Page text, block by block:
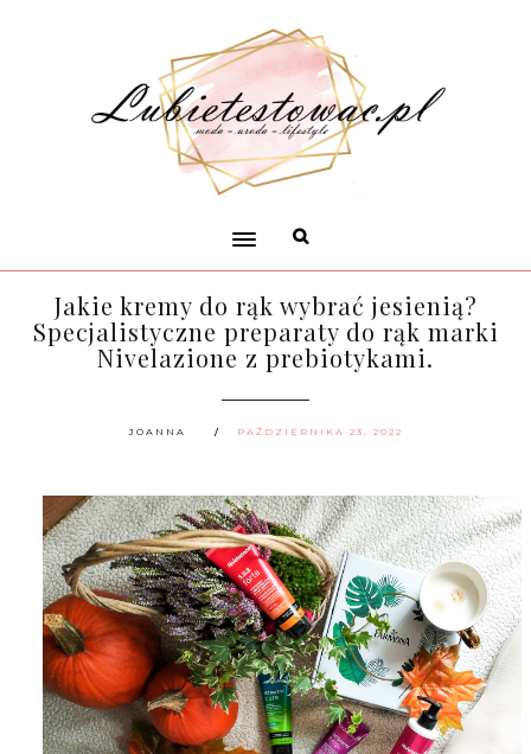
Jakie kremy do rąk wybrać jesienią?
Specjalistyczne preparaty do rąk marki
Nivelazione z prebiotykami.
JOANNA PAŹDZIERNIKA 23, 2022